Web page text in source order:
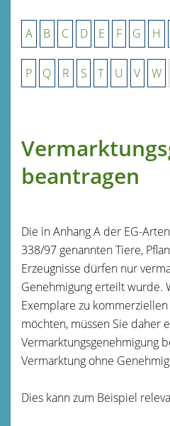
A B C D E F G H
P Q R S T U V W
beantragen
Die in Anhang A der EG-
338/97 genannten Tiere,
Erzeugnisse dürfen nur
Genehmigung erteilt wurde.
Exemplare zu
möchten, müssen Sie daher
Vermarktungsgenehmigung
Vermarktung ohne
Dies kann zum Beispiel